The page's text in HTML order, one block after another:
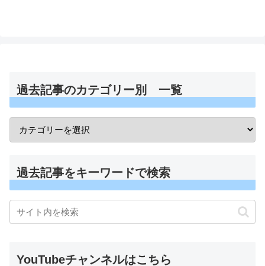
過去記事のカテゴリー別 一覧
過去記事をキーワードで検索
YouTubeチャンネルはこちら